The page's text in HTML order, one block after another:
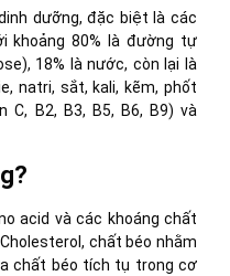
dưỡng, đặc biệt là các
khoảng 80% là đường tự
18% là nước, còn lại là
natri, sắt, kali, kẽm, phốt
C, B2, B3, B5, B6, B9) và
acid và các khoáng chất
chất béo nhằm
chất béo tích tụ trong cơ